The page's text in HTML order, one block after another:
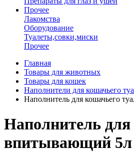
Прочее
Лакомства
Оборудование
Туалеты,совки,миски
Прочее
Главная
Товары для животных
Товары для кошек
Наполнители для кошачьего
Наполнитель для кошачьего
Наполнитель
впитывающий 5л